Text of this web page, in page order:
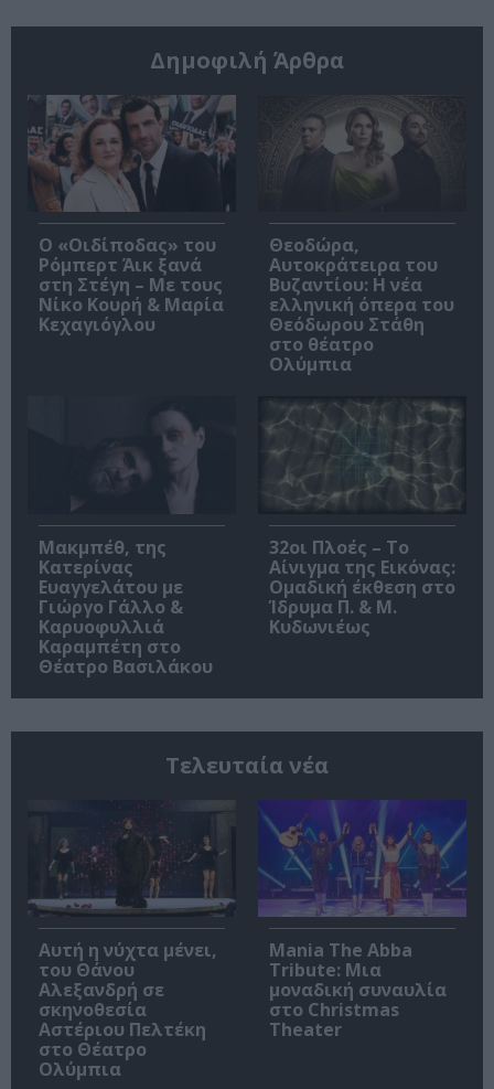
Δημοφιλή Άρθρα
O «Οιδίποδας» του
Ρόμπερτ Άικ ξανά
στη Στέγη – Με τους
Νίκο Κουρή & Μαρία
Κεχαγιόγλου
Θεοδώρα,
Αυτοκράτειρα του
Βυζαντίου: Η νέα
ελληνική όπερα του
Θεόδωρου Στάθη
στο θέατρο
Ολύμπια
Μακμπέθ, της
Κατερίνας
Ευαγγελάτου με
Γιώργο Γάλλο &
Καρυοφυλλιά
Καραμπέτη στο
Θέατρο Βασιλάκου
32οι Πλοές – Το
Αίνιγμα της Εικόνας:
Ομαδική έκθεση στο
Ίδρυμα Π. & Μ.
Κυδωνιέως
Τελευταία νέα
Αυτή η νύχτα μένει,
του Θάνου
Αλεξανδρή σε
σκηνοθεσία
Αστέριου Πελτέκη
στο Θέατρο
Ολύμπια
Mania The Abba
Tribute: Μια
μοναδική συναυλία
στο Christmas
Theater